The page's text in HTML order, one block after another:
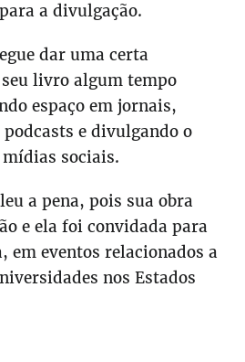
a divulgação.
dar uma certa
livro algum tempo
espaço em jornais,
e divulgando o
sociais.
a pena, pois sua obra
e ela foi convidada para
em eventos relacionados a
nos Estados